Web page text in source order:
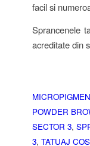
facil si
Sprancenele
acreditate din
POWDER
SECTOR 3,
3, TATUAJ